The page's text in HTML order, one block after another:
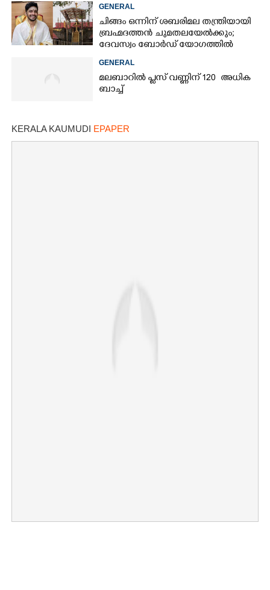
GENERAL
ചിങ്ങം ഒന്നിന് ശബരിമല തന്ത്രിയായി
ബ്രഹ്മദത്തൻ ചുമതലയേൽക്കും;
ദേവസ്വം ബോർഡ് യോഗത്തിൽ
GENERAL
മലബാറിൽ പ്ലസ് വണ്ണിന് 120 അധിക
ബാച്ച്
KERALA KAUMUDI EPAPER